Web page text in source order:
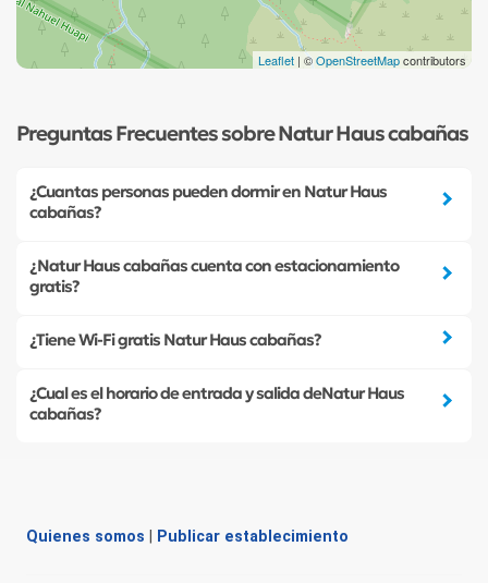
Leaflet | ©OpenStreetMapcontributors
Preguntas Frecuentes sobre Natur Haus cabañas
¿Cuantas personas pueden dormir en Natur Haus
cabañas?
¿Natur Haus cabañas cuenta con estacionamiento
gratis?
¿Tiene Wi-Fi gratis Natur Haus cabañas?
¿Cual es el horario de entrada y salida deNatur Haus
cabañas?
Quienes somos Publicar establecimiento